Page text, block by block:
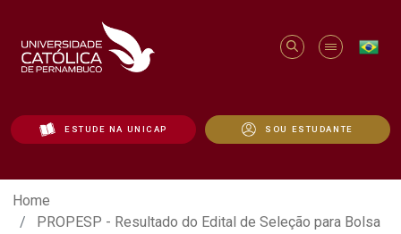
ESTUDE NA UNICAP SOU ESTUDANTE
PROPESP - Resultado do Edital de
Home
PROPESP - Resultado do Edital de Seleção para Bolsa